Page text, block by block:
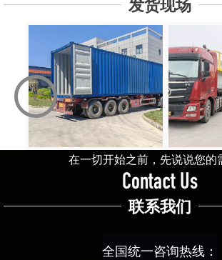
发货现场
‹
在一切开始之前，先说说您的
Contact Us
联系我们
全国统一咨询热线：